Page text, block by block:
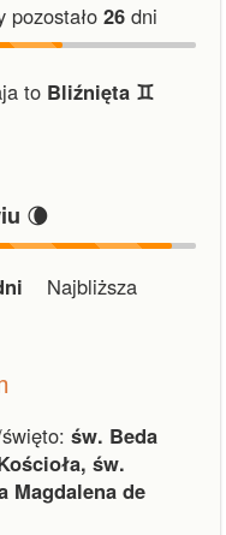
pozostało 26 dni
to Bliźnięta ♊︎
🌘
Najbliższa
św. Beda
św.
Magdalena de